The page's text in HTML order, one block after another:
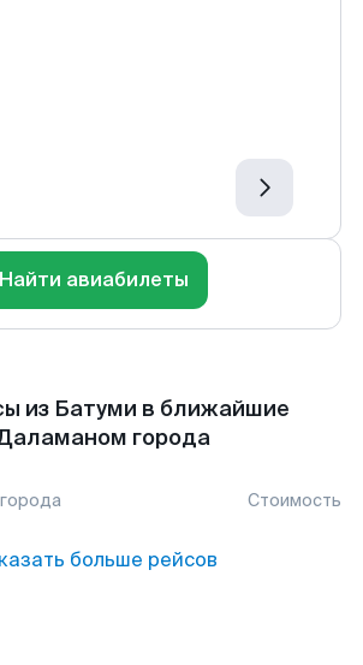
Найти авиабилеты
из Батуми в ближайшие
города
Стоимость
больше рейсов